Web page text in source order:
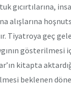
gıcırtılarına,
alışlarına
Tiyatroya geç
kitapta
beklenen